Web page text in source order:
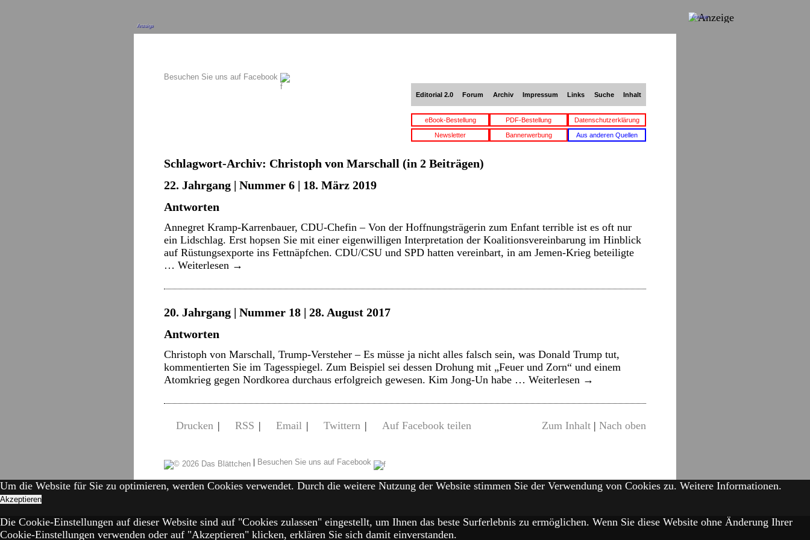
Anzeige
Besuchen Sie uns auf Facebook
Editorial 2.0 Forum Archiv Impressum Links Suche Inhalt
eBook-Bestellung PDF-Bestellung Datenschutzerklärung
Newsletter Bannerwerbung Aus anderen Quellen
Schlagwort-Archiv: Christoph von Marschall (in 2 Beiträgen)
22. Jahrgang | Nummer 6 | 18. März 2019
Antworten
Annegret Kramp-Karrenbauer, CDU-Chefin – Von der Hoffnungsträgerin zum Enfant terrible ist es oft nur
ein Lidschlag. Erst hopsen Sie mit einer eigenwilligen Interpretation der Koalitionsvereinbarung im Hinblick
auf Rüstungsexporte ins Fettnäpfchen. CDU/CSU und SPD hatten vereinbart, in am Jemen-Krieg beteiligte
… Weiterlesen →
20. Jahrgang | Nummer 18 | 28. August 2017
Antworten
Christoph von Marschall, Trump-Versteher – Es müsse ja nicht alles falsch sein, was Donald Trump tut,
kommentierten Sie im Tagesspiegel. Zum Beispiel sei dessen Drohung mit „Feuer und Zorn“ und einem
Atomkrieg gegen Nordkorea durchaus erfolgreich gewesen. Kim Jong-Un habe … Weiterlesen →
Drucken | RSS | Email | Twittern | Auf Facebook teilen Zum Inhalt | Nach oben
| Besuchen Sie uns auf Facebook
Anzeige
Um die Website für Sie zu optimieren, werden Cookies verwendet. Durch die weitere Nutzung der Website stimmen Sie der Verwendung von Cookies zu. Weitere Informationen.
Akzeptieren
Die Cookie-Einstellungen auf dieser Website sind auf "Cookies zulassen" eingestellt, um Ihnen das beste Surferlebnis zu ermöglichen. Wenn Sie diese Website ohne Änderung Ihrer
Cookie-Einstellungen verwenden oder auf "Akzeptieren" klicken, erklären Sie sich damit einverstanden.